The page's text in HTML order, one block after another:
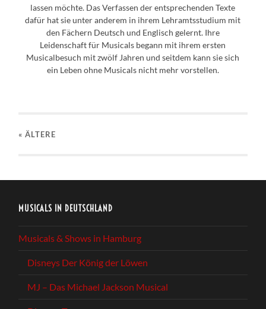
lassen möchte. Das Verfassen der entsprechenden Texte
dafür hat sie unter anderem in ihrem Lehramtsstudium mit
den Fächern Deutsch und Englisch gelernt. Ihre
Leidenschaft für Musicals begann mit ihrem ersten
Musicalbesuch mit zwölf Jahren und seitdem kann sie sich
ein Leben ohne Musicals nicht mehr vorstellen.
« ÄLTERE
MUSICALS IN DEUTSCHLAND
Musicals & Shows in Hamburg
Disneys Der König der Löwen
MJ – Das Michael Jackson Musical